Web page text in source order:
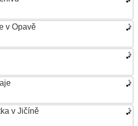
v Opavě
v Jičíně